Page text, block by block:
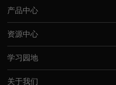
产品中心
资源中心
学习园地
关于我们